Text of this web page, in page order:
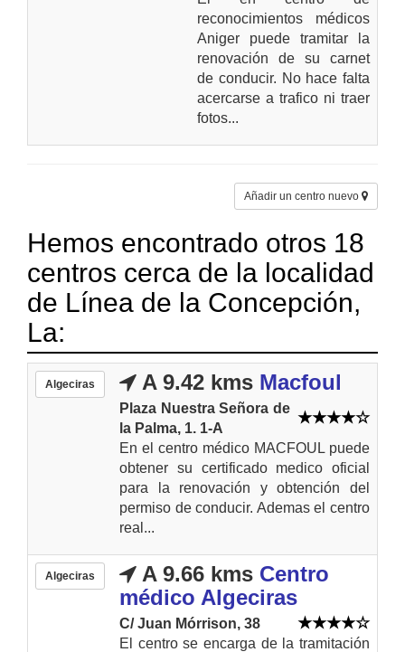
reconocimientos médicos
Aniger puede tramitar la
renovación de su carnet
de conducir. No hace falta
acercarse a trafico ni traer
fotos...
Añadir un centro nuevo
Hemos encontrado otros 18
centros cerca de la localidad
de Línea de la Concepción,
La:
Algeciras A 9.42 kms Macfoul
Plaza Nuestra Señora de
la Palma, 1. 1-A
En el centro médico MACFOUL puede
obtener su certificado medico oficial
para la renovación y obtención del
permiso de conducir. Ademas el centro
real...
Algeciras A 9.66 kms Centro
médico Algeciras
C/ Juan Mórrison, 38
El centro se encarga de la tramitación